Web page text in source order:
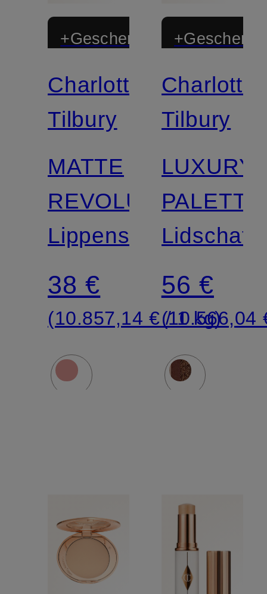
+Geschenk
Zertifiziert
Charlotte
Tilbury
MATTE
REVOLUTION
Lippenstift
38 €
(10.857,14 € / 1 kg)
+Geschenk
Zertifiziert
Charlotte
Tilbury
LUXURY
PALETTE
56 €
(10.566,04